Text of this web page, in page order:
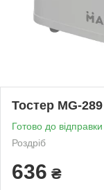
Тостер MG-289
Готово до відправки
Роздріб
636 ₴